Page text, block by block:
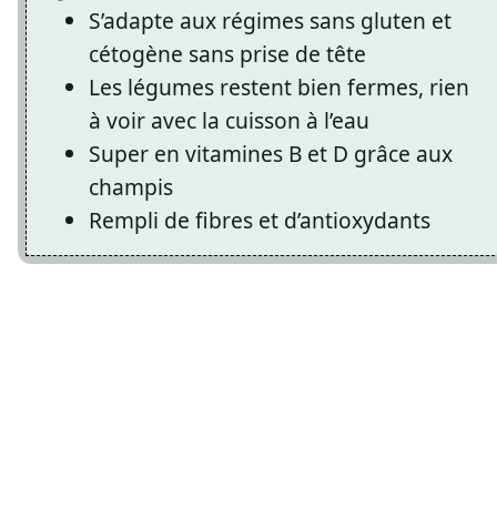
S’adapte aux régimes sans gluten et
cétogène sans prise de tête
Les légumes restent bien fermes, rien
à voir avec la cuisson à l’eau
Super en vitamines B et D grâce aux
champis
Rempli de fibres et d’antioxydants